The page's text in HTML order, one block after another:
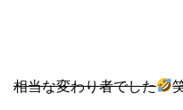
相当な変わり者でした